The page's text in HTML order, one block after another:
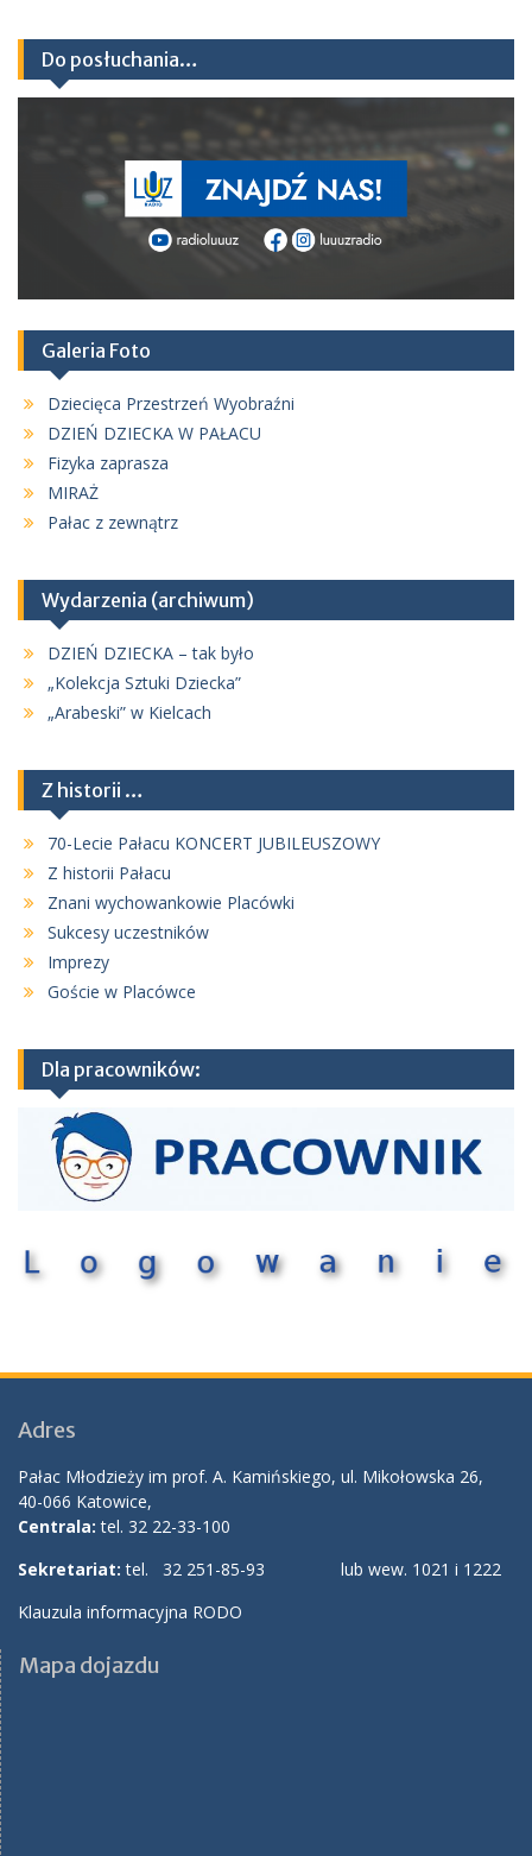
Do posłuchania…
Galeria Foto
Dziecięca Przestrzeń Wyobraźni
DZIEŃ DZIECKA W PAŁACU
Fizyka zaprasza
MIRAŻ
Pałac z zewnątrz
Wydarzenia (archiwum)
DZIEŃ DZIECKA – tak było
„Kolekcja Sztuki Dziecka”
„Arabeski” w Kielcach
Z historii …
70-Lecie Pałacu KONCERT JUBILEUSZOWY
Z historii Pałacu
Znani wychowankowie Placówki
Sukcesy uczestników
Imprezy
Goście w Placówce
Dla pracowników:
Adres
Pałac Młodzieży im prof. A. Kamińskiego, ul. Mikołowska 26,
40-066 Katowice,
Centrala: tel. 32 22-33-100
Sekretariat: tel. 32 251-85-93 lub wew. 1021 i 1222
Klauzula informacyjna RODO
Mapa dojazdu